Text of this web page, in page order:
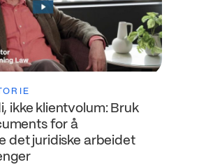
ikke klientvolum: Bruk
for å
det juridiske arbeidet